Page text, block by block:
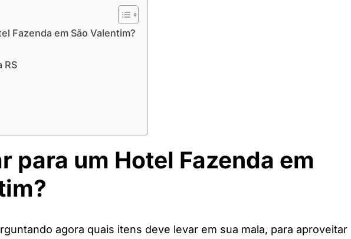
Fazenda em São Valentim?
RS
para um Hotel Fazenda em
agora quais itens deve levar em sua mala, para aproveitar